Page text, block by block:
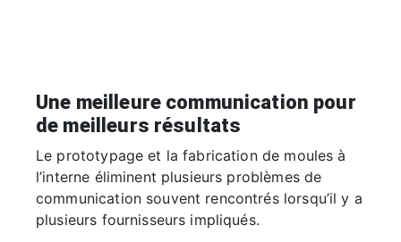
Une meilleure communication pour
de meilleurs résultats
Le prototypage et la fabrication de moules à
l’interne éliminent plusieurs problèmes de
communication souvent rencontrés lorsqu’il y a
plusieurs fournisseurs impliqués.